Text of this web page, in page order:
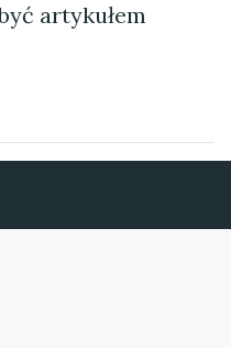
artykułem